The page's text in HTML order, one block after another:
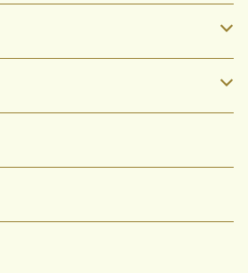
たち